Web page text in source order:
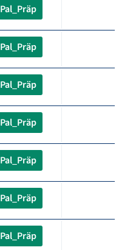
Pal_Präp
Pal_Präp
Pal_Präp
Pal_Präp
Pal_Präp
Pal_Präp
Pal_Präp